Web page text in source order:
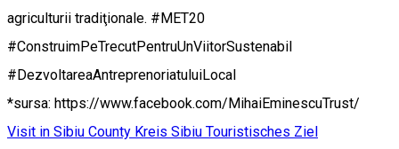
agriculturii tradiţionale. #MET20
#ConstruimPeTrecutPentruUnViitorSustenabil
#DezvoltareaAntreprenoriatuluiLocal
*sursa: https://www.facebook.com/MihaiEminescuTrust/
Visit in Sibiu County Kreis Sibiu Touristisches Ziel